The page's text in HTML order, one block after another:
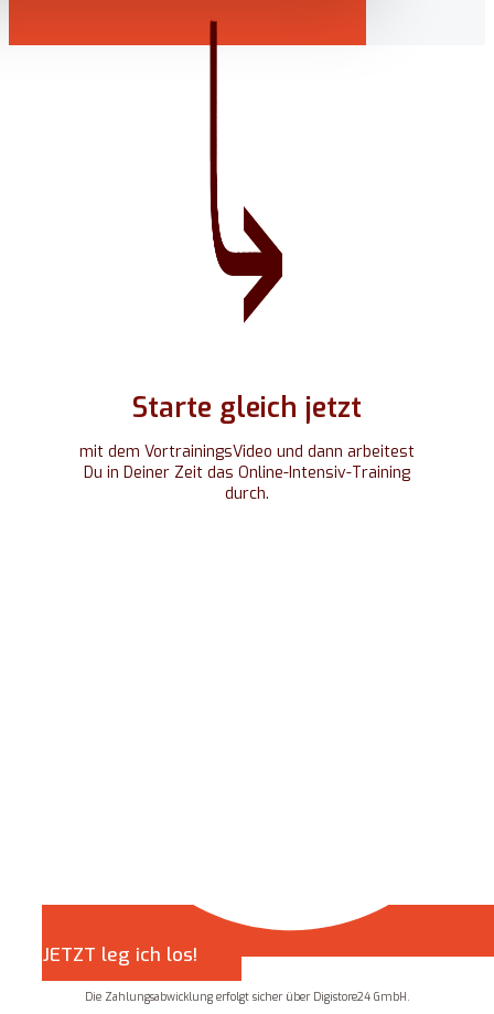
Starte gleich jetzt
mit dem VortrainingsVideo und dann arbeitest
Du in Deiner Zeit das Online-Intensiv-Training
durch.
JETZT leg ich los!
Die Zahlungsabwicklung erfolgt sicher über Digistore24 GmbH.